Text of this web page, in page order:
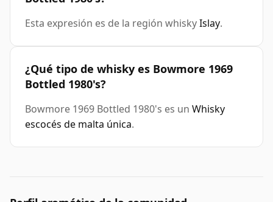
Esta expresión es de la región whiskyIslay.
¿Qué tipo de whisky es Bowmore 1969
Bottled 1980's?
Bowmore 1969 Bottled 1980's es un Whisky
escocés de malta única.